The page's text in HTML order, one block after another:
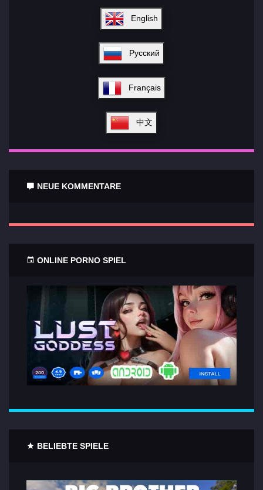
English
Русский
Français
中文
NEUE KOMMENTARE
ONLINE PORNO SPIEL
BELIEBTE SPIELE